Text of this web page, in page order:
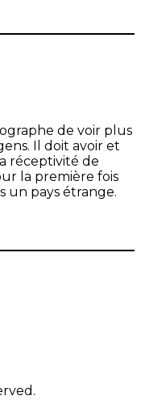
de voir plus
Il doit avoir et
réceptivité de
la première fois
un pays étrange.